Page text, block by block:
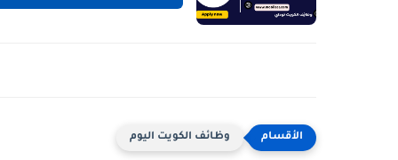
وظائف الكويت اليوم